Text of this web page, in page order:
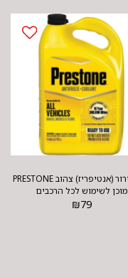
נוזל קירור (אנטיפריז) צהוב PRESTONE
מוכן לשימוש לכל הרכבים
₪79